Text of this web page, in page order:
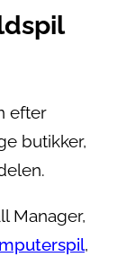
efter
butikker,
Manager,
,